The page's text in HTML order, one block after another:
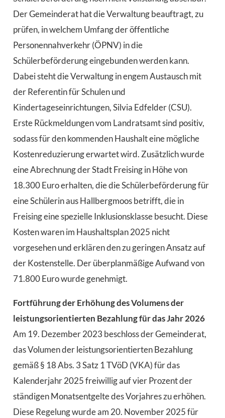
Der Gemeinderat hat die Verwaltung beauftragt, zu
prüfen, in welchem Umfang der öffentliche
Personennahverkehr (ÖPNV) in die
Schülerbeförderung eingebunden werden kann.
Dabei steht die Verwaltung in engem Austausch mit
der Referentin für Schulen und
Kindertageseinrichtungen, Silvia Edfelder (CSU).
Erste Rückmeldungen vom Landratsamt sind positiv,
sodass für den kommenden Haushalt eine mögliche
Kostenreduzierung erwartet wird. Zusätzlich wurde
eine Abrechnung der Stadt Freising in Höhe von
18.300 Euro erhalten, die die Schülerbeförderung für
eine Schülerin aus Hallbergmoos betrifft, die in
Freising eine spezielle Inklusionsklasse besucht. Diese
Kosten waren im Haushaltsplan 2025 nicht
vorgesehen und erklären den zu geringen Ansatz auf
der Kostenstelle. Der überplanmäßige Aufwand von
71.800 Euro wurde genehmigt.
Fortführung der Erhöhung des Volumens der
leistungsorientierten Bezahlung für das Jahr 2026
Am 19. Dezember 2023 beschloss der Gemeinderat,
das Volumen der leistungsorientierten Bezahlung
gemäß § 18 Abs. 3 Satz 1 TVöD (VKA) für das
Kalenderjahr 2025 freiwillig auf vier Prozent der
ständigen Monatsentgelte des Vorjahres zu erhöhen.
Diese Regelung wurde am 20. November 2025 für